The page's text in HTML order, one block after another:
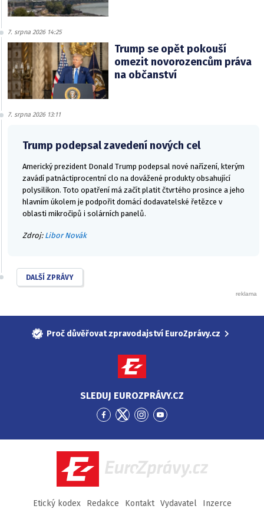
7. srpna 2026 14:25
Trump se opět pokouší
omezit novorozencům práva
na občanství
7. srpna 2026 13:11
Trump podepsal zavedení nových cel
Americký prezident Donald Trump podepsal nové nařízení, kterým
zavádí patnáctiprocentní clo na dovážené produkty obsahující
polysilikon. Toto opatření má začít platit čtvrtého prosince a jeho
hlavním úkolem je podpořit domácí dodavatelské řetězce v
oblasti mikročipů i solárních panelů.
Zdroj: Libor Novák
DALŠÍ ZPRÁVY
Proč důvěřovat zpravodajství EuroZprávy.cz
SLEDUJ EUROZPRÁVY.CZ
Přejít
Facebook
Přejít
Twitter
Přejít
Instagram
Přejít
YouTube
EuroZprávy.cz
Etický kodex Redakce Kontakt Vydavatel
Inzerce